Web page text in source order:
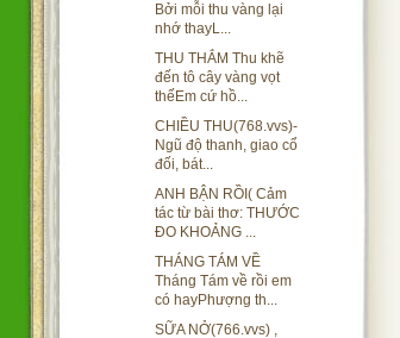
Bởi mỗi thu vàng lại
nhớ thayL...
THU THẮM Thu khẽ
đến tô cây vàng vọt
thếEm cứ hồ...
CHIỀU THU(768.vvs)-
Ngũ độ thanh, giao cổ
đối, bát...
ANH BẬN RỒI( Cảm
tác từ bài thơ: THƯỚC
ĐO KHOẢNG ...
THÁNG TÁM VỀ
Tháng Tám về rồi em
có hayPhượng th...
SỮA NỞ(766.vvs) ,